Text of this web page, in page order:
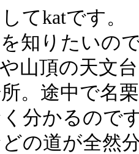
てkatです。
知りたいの
山頂の天文
。途中で名
分かるので
どの道が全然